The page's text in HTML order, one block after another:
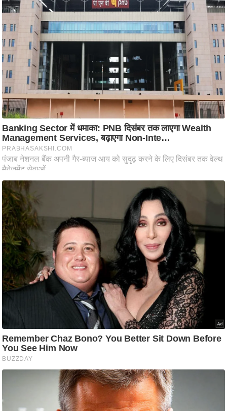
स
त्रा
रि
ले
श
शि
प
रा
ज
नी
ति
वि
श्ले
ष
ण
स
म
सा
म
यि
तृ
भू
मि